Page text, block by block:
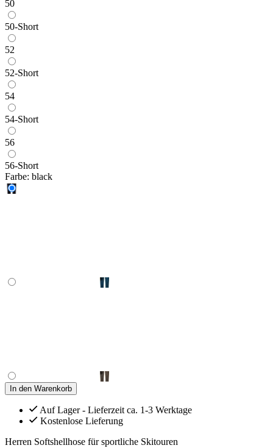
50
50-Short
52
52-Short
54
54-Short
56
56-Short
Farbe: black
In den Warenkorb
Auf Lager - Lieferzeit ca. 1-3 Werktage
Kostenlose Lieferung
Herren Softshellhose für sportliche Skitouren